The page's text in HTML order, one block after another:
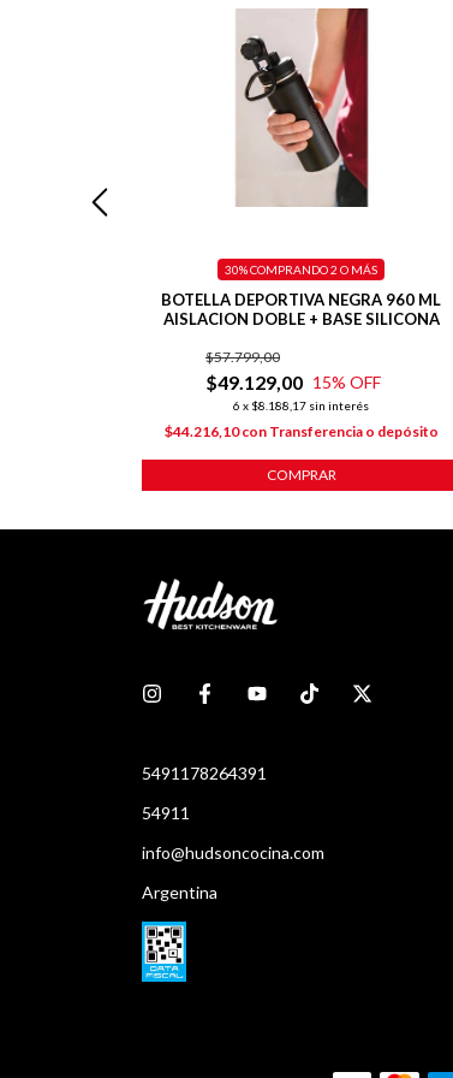
BOTELLA DEPORTIVA NEGRA 960 ML
AISLACION DOBLE + BASE SILICONA
$49.129,00
$57.799,00
15% OFF
6 x $8.188,17 sin interés
30%COMPRANDO 2 O MÁS
$44.216,10con Transferencia o depósito
COMPRAR
5491178264391
54911
info@hudsoncocina.com
Argentina